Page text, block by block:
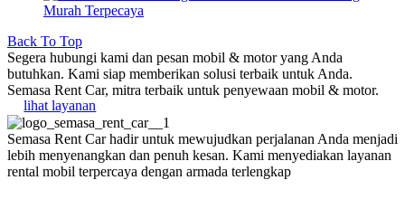
Murah Terpecaya
Back To Top
Segera hubungi kami dan pesan mobil & motor yang Anda
butuhkan. Kami siap memberikan solusi terbaik untuk Anda.
Semasa Rent Car, mitra terbaik untuk penyewaan mobil & motor.
lihat layanan
Semasa Rent Car hadir untuk mewujudkan perjalanan Anda menjadi
lebih menyenangkan dan penuh kesan. Kami menyediakan layanan
rental mobil terpercaya dengan armada terlengkap